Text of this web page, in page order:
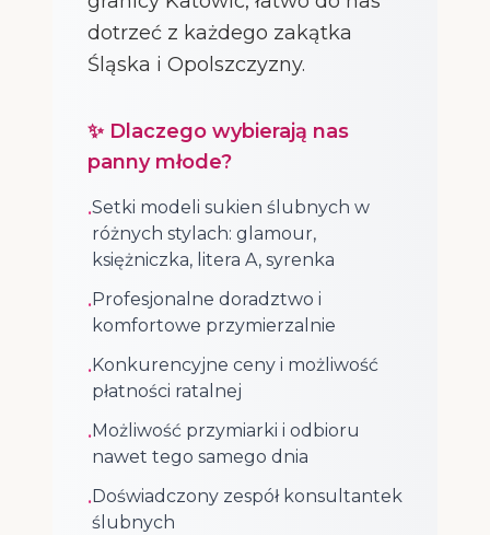
dotrzeć z każdego zakątka
Śląska i Opolszczyzny.
✨ Dlaczego wybierają nas
panny młode?
•Setki modeli sukien ślubnych w
różnych stylach: glamour,
księżniczka, litera A, syrenka
•Profesjonalne doradztwo i
komfortowe przymierzalnie
•Konkurencyjne ceny i możliwość
płatności ratalnej
•Możliwość przymiarki i odbioru
nawet tego samego dnia
•Doświadczony zespół konsultantek
ślubnych